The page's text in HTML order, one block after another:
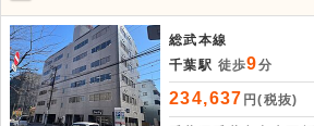
事務所
総武本線
千葉駅 徒歩9分
234,637 円(税抜)